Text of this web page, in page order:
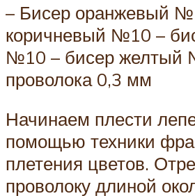
– Бисер оранжевый
коричневый №10 –
№10 – бисер желтый
проволока 0,3 мм
Начинаем плести
помощью техники
плетения цветов.
проволоку длиной